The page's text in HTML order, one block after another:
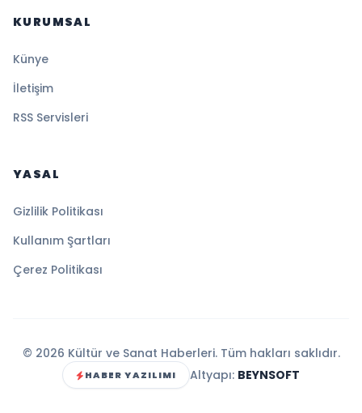
KURUMSAL
Künye
İletişim
RSS Servisleri
YASAL
Gizlilik Politikası
Kullanım Şartları
Çerez Politikası
© 2026 Kültür ve Sanat Haberleri. Tüm hakları saklıdır.
HABER YAZILIMI Altyapı: BEYNSOFT